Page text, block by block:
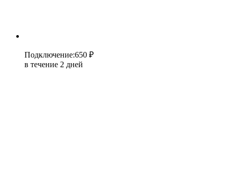
Подключение:650 ₽
в течение 2 дней